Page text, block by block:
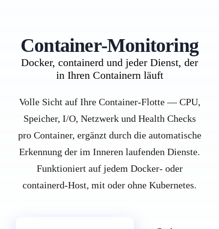
Container-Monitoring
Docker, containerd und jeder Dienst, der
in Ihren Containern läuft
Volle Sicht auf Ihre Container-Flotte — CPU,
Speicher, I/O, Netzwerk und Health Checks
pro Container, ergänzt durch die automatische
Erkennung der im Inneren laufenden Dienste.
Funktioniert auf jedem Docker- oder
containerd-Host, mit oder ohne Kubernetes.